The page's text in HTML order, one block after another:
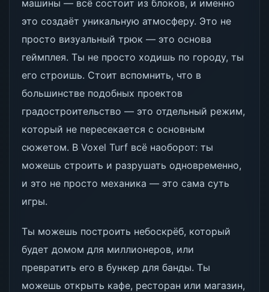
машины — всё состоит из блоков, и именно
это создаёт уникальную атмосферу. Это не
просто визуальный трюк — это основа
геймплея. Ты не просто ходишь по городу, ты
его строишь. Стоит вспомнить, что в
большинстве подобных проектов
градостроительство — это отдельный режим,
который не пересекается с основным
сюжетом. В Voxel Turf всё наоборот: ты
можешь строить и разрушать одновременно,
и это не просто механика — это сама суть
игры.
Ты можешь построить небоскрёб, который
будет домом для миллионеров, или
превратить его в бункер для банды. Ты
можешь открыть кафе, ресторан или магазин,